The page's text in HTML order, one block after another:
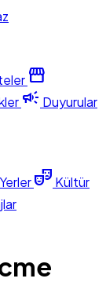
storefront
campaign Duyurular
theater_comedy Kültür